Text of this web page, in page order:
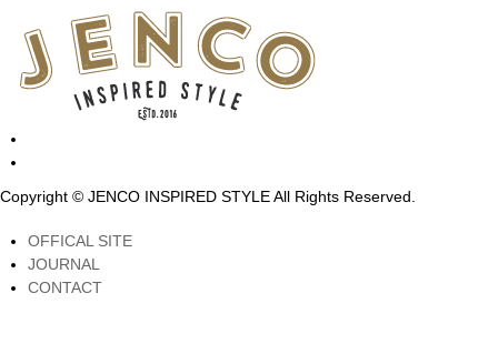
Copyright © JENCO INSPIRED STYLE All Rights Reserved.
OFFICAL SITE
JOURNAL
CONTACT